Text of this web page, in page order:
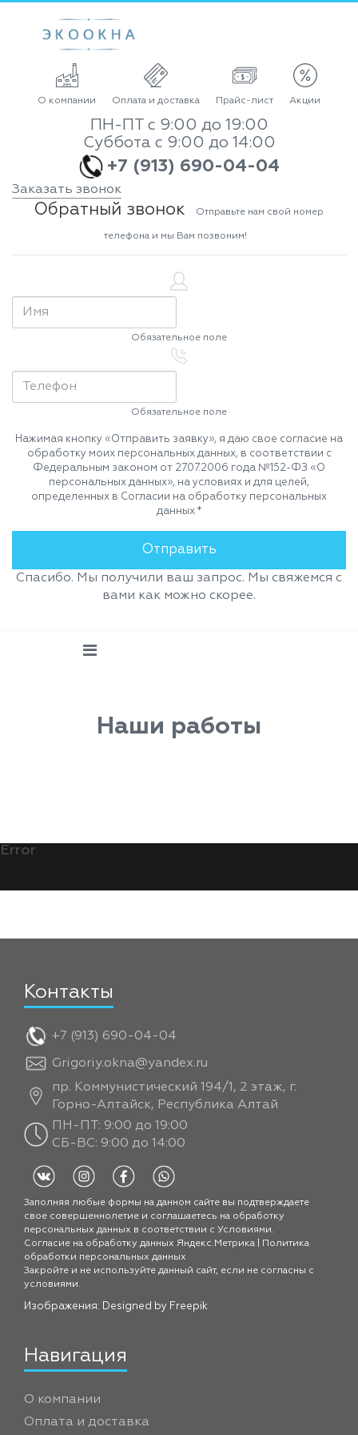
О компании Оплата и доставка Прайс-лист Акции
ПН-ПТ с 9:00 до 19:00
Суббота с 9:00 до 14:00
+7 (913) 690-04-04
Заказать звонок
Обратный звонок Отправьте нам свой номер
телефона и мы Вам позвоним!
Обязательное поле
Обязательное поле
Нажимая кнопку «Отправить заявку», я даю свое согласие на
обработку моих персональных данных, в соответствии с
Федеральным законом от 27.07.2006 года №152-ФЗ «О
персональных данных», на условиях и для целей,
определенных в Согласии на обработку персональных
данных *
Спасибо. Мы получили ваш запрос. Мы свяжемся с
вами как можно скорее.
Наши работы
Error
Контакты
+7 (913) 690-04-04
Grigoriy.okna@yandex.ru
пр. Коммунистический 194/1, 2 этаж, г.
Горно-Алтайск, Республика Алтай
ПН-ПТ: 9:00 до 19:00
СБ-ВС: 9:00 до 14:00
Заполняя любые формы на данном сайте вы подтверждаете
свое совершеннолетие и соглашаетесь на обработку
персональных данных в соответствии с Условиями.
Согласие на обработку данных Яндекс.Метрика
Политика
обработки персональных данных
Закройте и не используйте данный сайт, если не согласны с
условиями.
Изображения: Designed by Freepik
Навигация
О компании
Оплата и доставка